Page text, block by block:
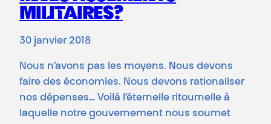
MILITAIRES?
30 janvier 2018
Nous n’avons pas les moyens. Nous devons
faire des économies. Nous devons rationaliser
nos dépenses… Voilà l’éternelle ritournelle à
laquelle notre gouvernement nous soumet